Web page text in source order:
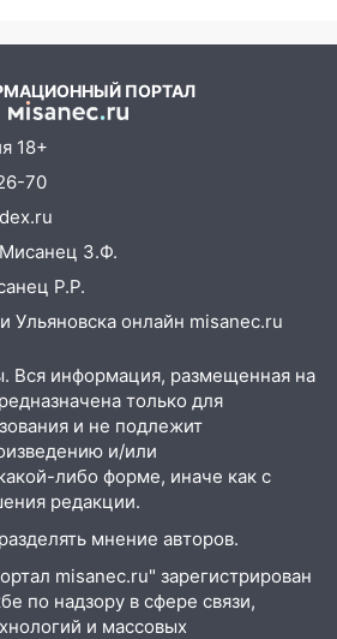
борьбы: ульяновские
женщине засудить УК
звезды сулят
— испытания на
обманули 92-летнюю
области
области
на трассе и
дело
на 6 августа в
ПОРТАЛ
18+
70
З.Ф.
Р.Р.
Ульяновска онлайн misanec.ru
Вся информация, размещенная на
только для
и не подлежит
и/или
либо форме, иначе как с
редакции.
мнение авторов.
misanec.ru" зарегистрирован
по надзору в сфере связи,
и массовых